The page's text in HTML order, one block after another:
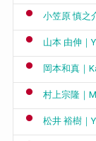
小笠原 慎之
山本 由伸｜
岡本和真｜
村上宗隆｜
松井 裕樹｜